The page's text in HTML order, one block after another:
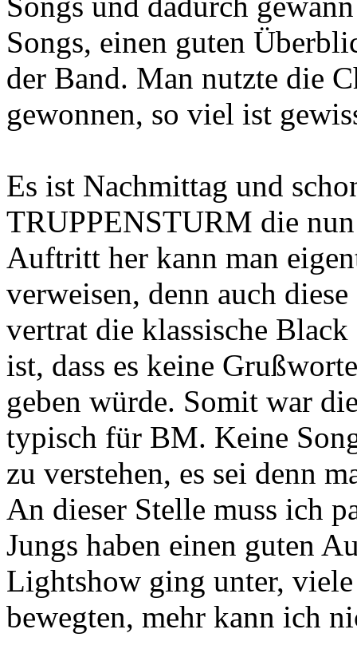
Songs, einen guten
der Band. Man nutzte die
gewonnen, so viel ist
Es ist Nachmittag und
TRUPPENSTURM die
Auftritt her kann man
verweisen, denn auch
vertrat die klassische
ist, dass es keine
geben würde. Somit war
typisch für BM. Keine
zu verstehen, es sei denn
An dieser Stelle muss ich
Jungs haben einen guten
Lightshow ging unter,
bewegten, mehr kann ich